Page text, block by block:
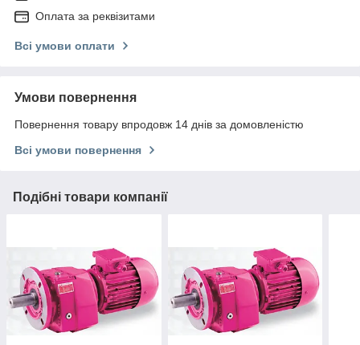
Оплата за реквізитами
Всі умови оплати
Умови повернення
Повернення товару впродовж 14 днів за домовленістю
Всі умови повернення
Подібні товари компанії